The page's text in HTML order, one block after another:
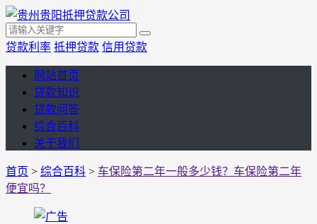
贷款利率 抵押贷款 信用贷款
网站首页
贷款知识
贷款问答
综合百科
关于我们
首页 > 综合百科 > 车保险第二年一般多少钱？车保险第二年
便宜吗？